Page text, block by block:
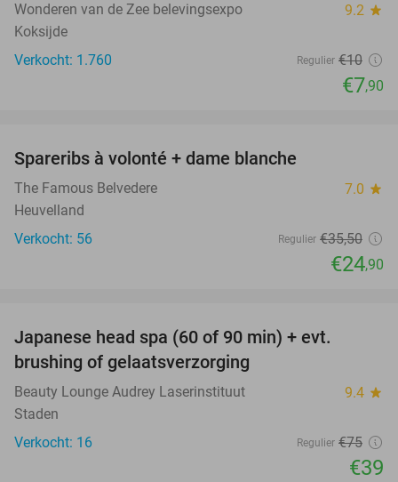
Wonderen van de Zee belevingsexpo 9.2 star
Koksijde
Verkocht: 1.760
Regulier €10
€7,90
Spareribs à volonté + dame blanche
The Famous Belvedere 7.0 star
Heuvelland
Verkocht: 56
Regulier €35,50
€24,90
Japanese head spa (60 of 90 min) + evt.
brushing of gelaatsverzorging
Beauty Lounge Audrey Laserinstituut 9.4 star
Staden
Verkocht: 16
Regulier €75
€39